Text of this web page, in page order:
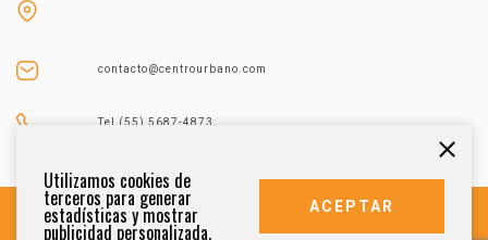
contacto@centrourbano.com
Tel (55) 5687-4873
Utilizamos cookies de
terceros para generar
estadísticas y mostrar
publicidad personalizada.
ACEPTAR